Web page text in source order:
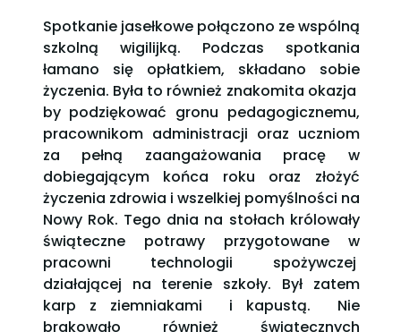
Spotkanie jasełkowe połączono ze wspólną
szkolną wigilijką. Podczas spotkania
łamano się opłatkiem, składano sobie
życzenia. Była to również znakomita okazja
by podziękować gronu pedagogicznemu,
pracownikom administracji oraz uczniom
za pełną zaangażowania pracę w
dobiegającym końca roku oraz złożyć
życzenia zdrowia i wszelkiej pomyślności na
Nowy Rok. Tego dnia na stołach królowały
świąteczne potrawy przygotowane w
pracowni technologii spożywczej
działającej na terenie szkoły. Był zatem
karp z ziemniakami i kapustą. Nie
brakowało również świątecznych